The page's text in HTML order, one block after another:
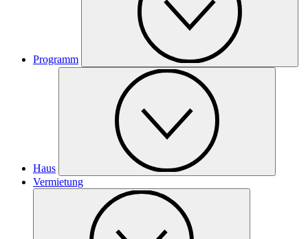
Programm
Haus
Vermietung